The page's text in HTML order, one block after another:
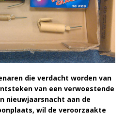
die verdacht worden van
van een verwoestende
nieuwjaarsnacht aan de
wil de veroorzaakte